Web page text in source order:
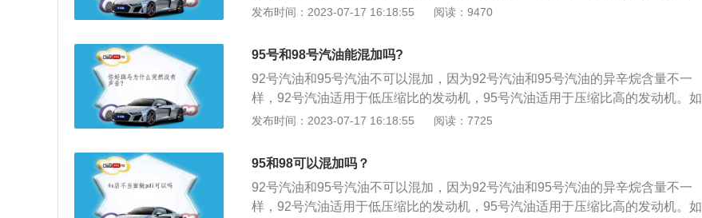
98，95汽油的区别是辛烷值不同，品质高低不同，具体介绍如下：辛烷值不同：
庚烷的汽油。汽油品质高低不同：汽油的标号代表的是油品的辛烷值，标号高的
这样汽车的发动机在运行上面也就能够更加的平稳，还能减少汽车磨损，同时对
发动机也有更好的保护性。建议低标号的车辆错加高标号汽油不会有损伤，但辛
烷值的提高会改变燃油的燃点导致发动机出现滞燃现象。也就是发动机的做功能
号汽油会造成发动机爆震。因为辛烷值低太多，汽油燃点降低后在压缩冲程中会
被提前点燃，在压缩冲程中一旦在火花塞没有在点火之前爆燃，上升的冲程会出
现阻力。这一阻力会导致发动机的运行非常不稳定，如果是无感爆震只是噪音加
发布时间：2023-07-17 16:18:55 阅读：9470
95号和98号汽油能混加吗?
92号汽油和95号汽油不可以混加，因为92号汽油和95号汽油的异辛烷含量不一
样，92号汽油适用于低压缩比的发动机，95号汽油适用于压缩比高的发动机。如
果在原本应该添加95号汽油的汽车上面添加了92号汽油的话，会产生不正常的燃
转，严重可能会导致发动机损坏。如果在原本应该加92号汽油的汽车上加了95号
92、95、98号汽油的区别：标准汽油是由异辛烷和正庚烷组成。异辛烷的抗爆性
好，其辛烷值定为100；正庚烷的抗爆性差，在汽油机上容易发生爆震，其辛烷
发布时间：2023-07-17 16:18:55 阅读：7725
95和98可以混加吗？
92号汽油和95号汽油不可以混加，因为92号汽油和95号汽油的异辛烷含量不一
样，92号汽油适用于低压缩比的发动机，95号汽油适用于压缩比高的发动机。如